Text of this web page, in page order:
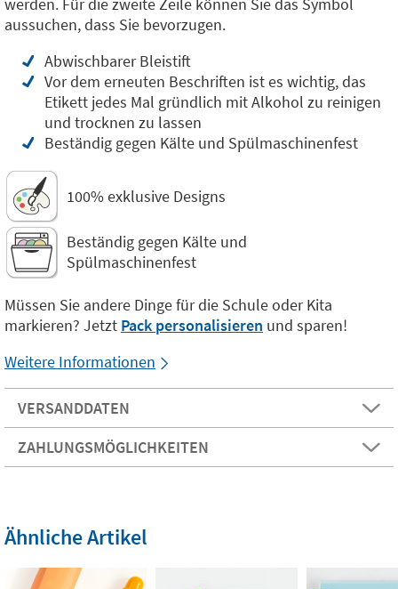
aussuchen, dass Sie bevorzugen.
Abwischbarer Bleistift
Vor dem erneuten Beschriften ist es wichtig, das
Etikett jedes Mal gründlich mit Alkohol zu reinigen
und trocknen zu lassen
Beständig gegen Kälte und Spülmaschinenfest
100% exklusive Designs
Beständig gegen Kälte und
Spülmaschinenfest
Müssen Sie andere Dinge für die Schule oder Kita
markieren? Jetzt Pack personalisieren und sparen!
Weitere Informationen
VERSANDDATEN
ZAHLUNGSMÖGLICHKEITEN
Ähnliche Artikel